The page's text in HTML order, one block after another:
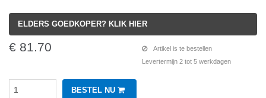
ELDERS GOEDKOPER? KLIK HIER
€ 81.70
Artikel is te bestellen
Levertermijn 2 tot 5 werkdagen
BESTEL NU